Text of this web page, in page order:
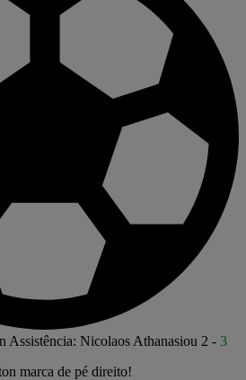
Assistência: Nicolaos Athanasiou 2 - 3
marca de pé direito!